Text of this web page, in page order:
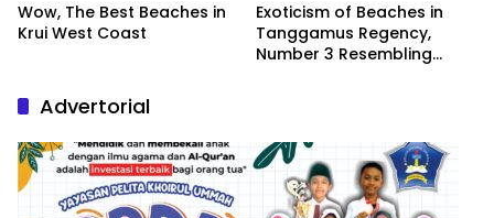
Wow, The Best Beaches in
Krui West Coast
Exoticism of Beaches in
Tanggamus Regency,
Number 3 Resembling
Advertorial